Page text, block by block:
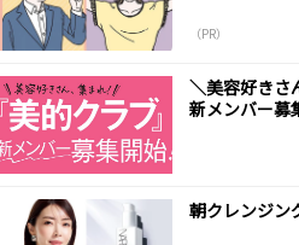
（PR）
＼美容好きさ
新メンバー募
朝クレンジン